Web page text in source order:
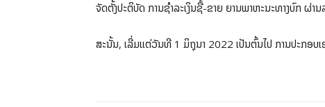
ຈັດຕັ້ງປະຕິບັດ ການຊໍາລະເງິນຊື້-ຂາຍ ຍານພາຫະນະທາງບົກ ຜ່າ
ສະນັ້ນ, ເລີ່ມແຕ່ວັນທີ 1 ມິຖຸນາ 2022 ເປັນຕົ້ນໄປ ການປະກອບ